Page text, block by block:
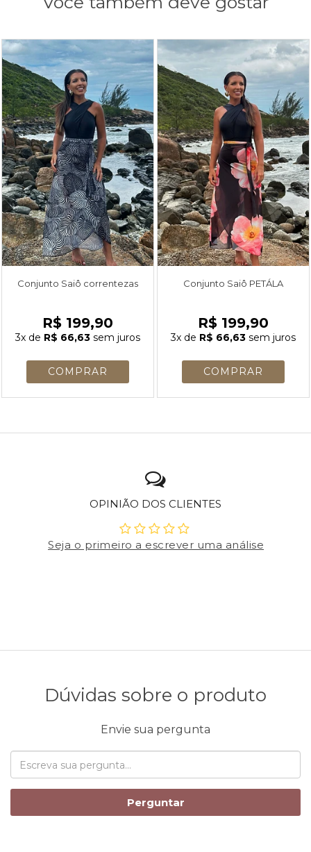
Conjunto Saiô correntezas
R$ 199,90
3x de R$ 66,63 sem juros
Conjunto Saiô PETÁLA
R$ 199,90
3x de R$ 66,63 sem juros
OPINIÃO DOS CLIENTES
Seja o primeiro a escrever uma análise
Dúvidas sobre o produto
Envie sua pergunta
Perguntar